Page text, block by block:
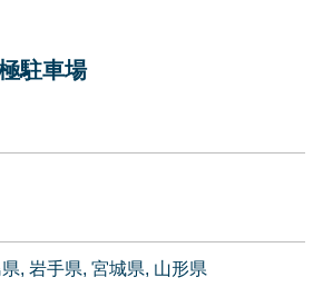
駐車場
岩手県 宮城県 山形県